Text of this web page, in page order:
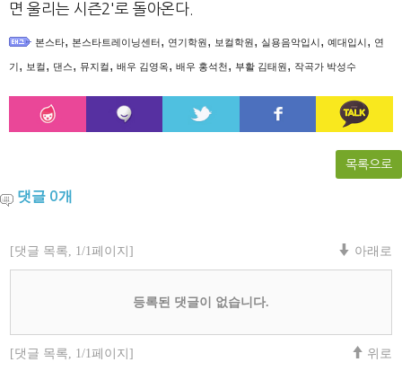
면 울리는 시즌2'로 돌아온다.
본스타, 본스타트레이닝센터, 연기학원, 보컬학원, 실용음악입시, 예대입시, 연
기, 보컬, 댄스, 뮤지컬, 배우 김영옥, 배우 홍석천, 부활 김태원, 작곡가 박성수
목록으로
댓글 0개